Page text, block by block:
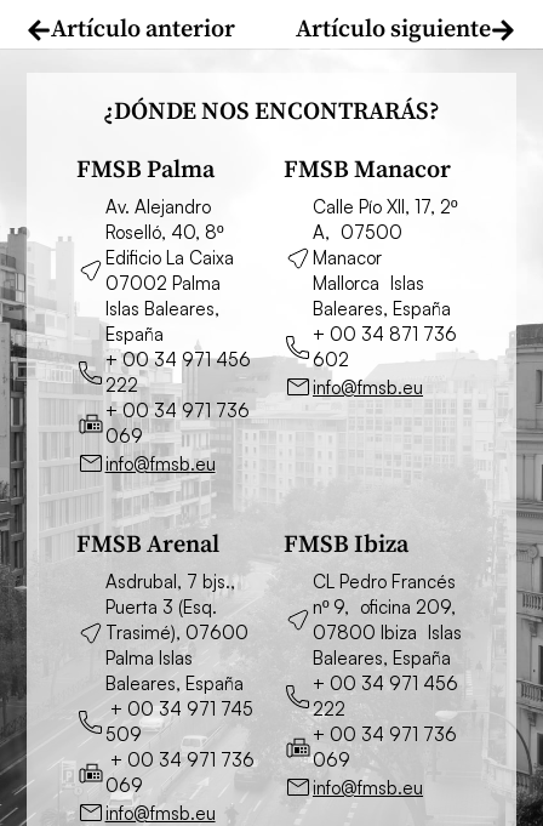
Artículo anterior Artículo siguiente
¿DÓNDE NOS ENCONTRARÁS?
FMSB Palma
Av. Alejandro
Roselló, 40, 8º
Edificio La Caixa
07002 Palma
Islas Baleares,
España
+ 00 34 971 456
222
+ 00 34 971 736
069
info@fmsb.eu
FMSB Manacor
Calle Pío XII, 17, 2º
A, 07500
Manacor
Mallorca Islas
Baleares, España
+ 00 34 871 736
602
info@fmsb.eu
FMSB Arenal
Asdrubal, 7 bjs.,
Puerta 3 (Esq.
Trasimé), 07600
Palma Islas
Baleares, España
+ 00 34 971 745
509
+ 00 34 971 736
069
info@fmsb.eu
FMSB Ibiza
CL Pedro Francés
nº 9, oficina 209,
07800 Ibiza Islas
Baleares, España
+ 00 34 971 456
222
+ 00 34 971 736
069
info@fmsb.eu